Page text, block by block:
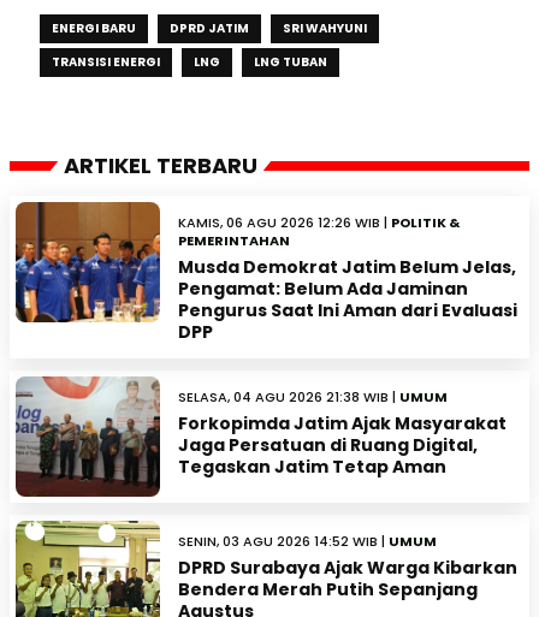
ENERGI BARU DPRD JATIM
SRI WAHYUNI
TRANSISI ENERGI
LNG LNG TUBAN
ARTIKEL TERBARU
KAMIS, 06 AGU 2026 12:26 WIB | POLITIK &
PEMERINTAHAN
Musda Demokrat Jatim Belum Jelas,
Pengamat: Belum Ada Jaminan
Pengurus Saat Ini Aman dari Evaluasi
DPP
SELASA, 04 AGU 2026 21:38 WIB | UMUM
Forkopimda Jatim Ajak Masyarakat
Jaga Persatuan di Ruang Digital,
Tegaskan Jatim Tetap Aman
SENIN, 03 AGU 2026 14:52 WIB | UMUM
DPRD Surabaya Ajak Warga Kibarkan
Bendera Merah Putih Sepanjang
Agustus